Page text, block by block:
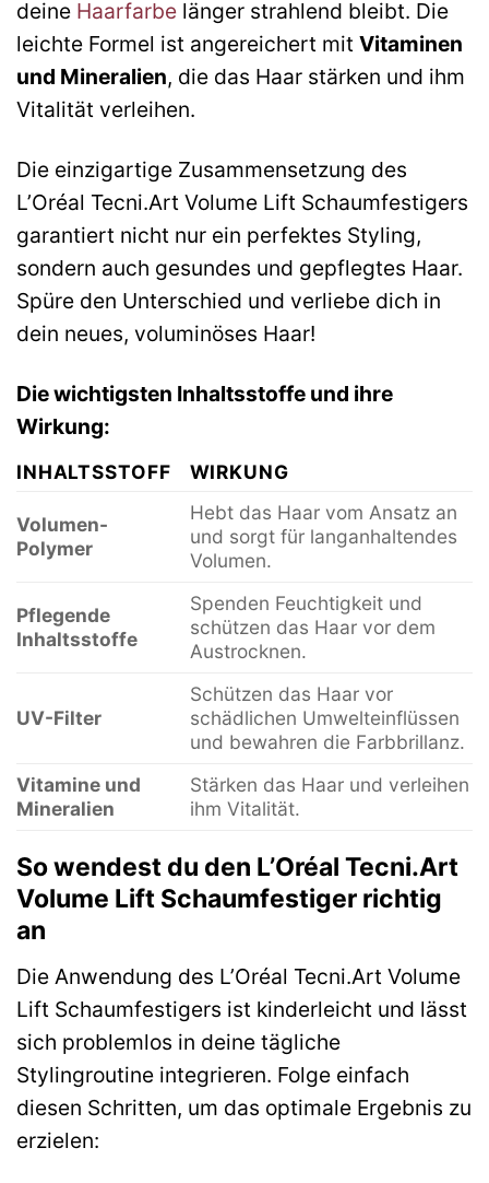
deine Haarfarbe länger strahlend bleibt. Die
leichte Formel ist angereichert mit Vitaminen
und Mineralien, die das Haar stärken und ihm
Vitalität verleihen.
Die einzigartige Zusammensetzung des
L’Oréal Tecni.Art Volume Lift Schaumfestigers
garantiert nicht nur ein perfektes Styling,
sondern auch gesundes und gepflegtes Haar.
Spüre den Unterschied und verliebe dich in
dein neues, voluminöses Haar!
Die wichtigsten Inhaltsstoffe und ihre
Wirkung:
INHALTSSTOFF WIRKUNG
Volumen-
Polymer
Hebt das Haar vom Ansatz an
und sorgt für langanhaltendes
Volumen.
Pflegende
Inhaltsstoffe
Spenden Feuchtigkeit und
schützen das Haar vor dem
Austrocknen.
UV-Filter
Schützen das Haar vor
schädlichen Umwelteinflüssen
und bewahren die Farbbrillanz.
Vitamine und
Mineralien
Stärken das Haar und verleihen
ihm Vitalität.
So wendest du den L’Oréal Tecni.Art
Volume Lift Schaumfestiger richtig
an
Die Anwendung des L’Oréal Tecni.Art Volume
Lift Schaumfestigers ist kinderleicht und lässt
sich problemlos in deine tägliche
Stylingroutine integrieren. Folge einfach
diesen Schritten, um das optimale Ergebnis zu
erzielen: